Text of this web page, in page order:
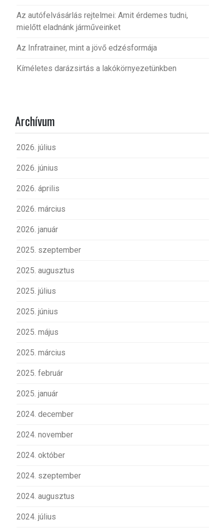
Az autófelvásárlás rejtelmei: Amit érdemes tudni,
mielőtt eladnánk járműveinket
Az Infratrainer, mint a jövő edzésformája
Kíméletes darázsirtás a lakókörnyezetünkben
Archívum
2026. július
2026. június
2026. április
2026. március
2026. január
2025. szeptember
2025. augusztus
2025. július
2025. június
2025. május
2025. március
2025. február
2025. január
2024. december
2024. november
2024. október
2024. szeptember
2024. augusztus
2024. július